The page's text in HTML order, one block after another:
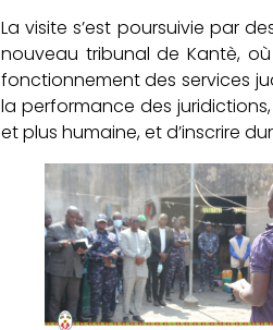
La visite s’est poursuivie par
nouveau tribunal de Kantè,
fonctionnement des services
la performance des
et plus humaine, et d’inscrire